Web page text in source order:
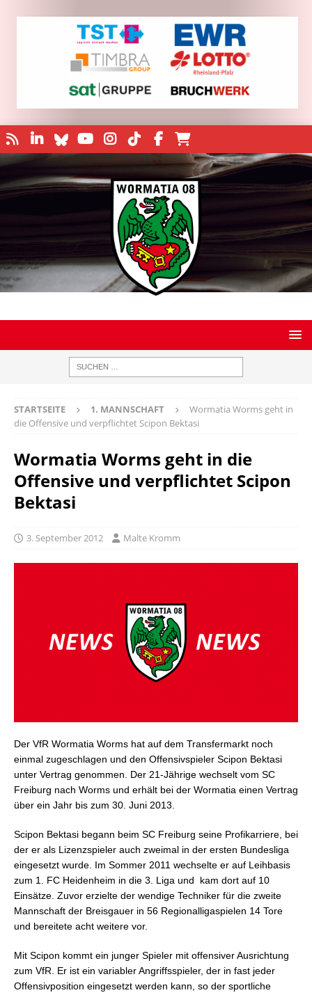
STARTSEITE 1. MANNSCHAFT
Wormatia Worms geht in
die Offensive und verpflichtet Scipon Bektasi
Wormatia Worms geht in die
Offensive und verpflichtet Scipon
Bektasi
3. September 2012 Malte Kromm
Der VfR Wormatia Worms hat auf dem Transfermarkt noch
einmal zugeschlagen und den Offensivspieler Scipon Bektasi
unter Vertrag genommen. Der 21-Jährige wechselt vom SC
Freiburg nach Worms und erhält bei der Wormatia einen Vertrag
über ein Jahr bis zum 30. Juni 2013.
Scipon Bektasi begann beim SC Freiburg seine Profikarriere, bei
der er als Lizenzspieler auch zweimal in der ersten Bundesliga
eingesetzt wurde. Im Sommer 2011 wechselte er auf Leihbasis
zum 1. FC Heidenheim in die 3. Liga und
kam dort auf 10
Einsätze. Zuvor erzielte der wendige Techniker für die zweite
Mannschaft der Breisgauer in 56 Regionalligaspielen 14 Tore
und bereitete acht weitere vor.
Mit Scipon kommt ein junger Spieler mit offensiver Ausrichtung
zum VfR. Er ist ein variabler Angriffsspieler, der in fast jeder
Offensivposition eingesetzt werden kann, so der sportliche